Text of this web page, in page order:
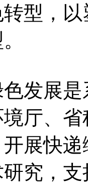
型，
展是
厅、
展快
究，